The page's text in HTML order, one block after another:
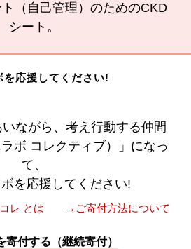
（自己管理）のためのCKD
シート。
を応援してください!
ながら、考え行動する仲間
ラボ コレクティブ）」になっ
て、
を応援してください!
レ とは →ご寄付方法について
寄付する（継続寄付）